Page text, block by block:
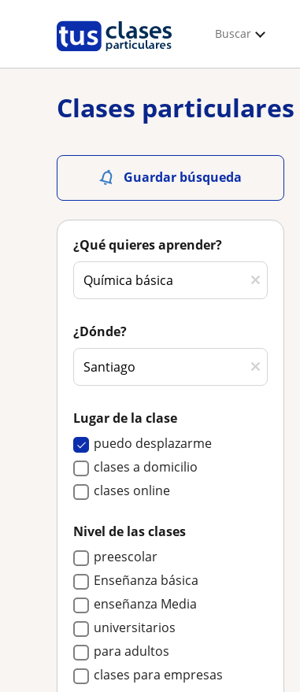
Buscar
Clases
Guardar búsqueda
¿Qué quieres aprender?
¿Dónde?
Lugar de la clase
puedo desplazarme
clases a domicilio
clases online
Nivel de las clases
preescolar
Enseñanza básica
enseñanza Media
universitarios
para adultos
clases para empresas